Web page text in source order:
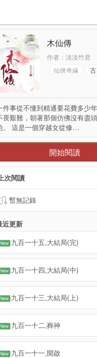
木仙傳
作者： 淡淡竹君
仙俠奇緣
件事從不懂到精通要花費多少
畏艱難，朝著那個仿佛沒有盡
。 這是一個穿越女從修…
開始閱讀
次閱讀
暫無記錄
近更新
九百一十五,大結局(完)
九百一十四,大結局(中)
九百一十三,大結局(上)
九百一十二,葬神
九百一十一,開啟